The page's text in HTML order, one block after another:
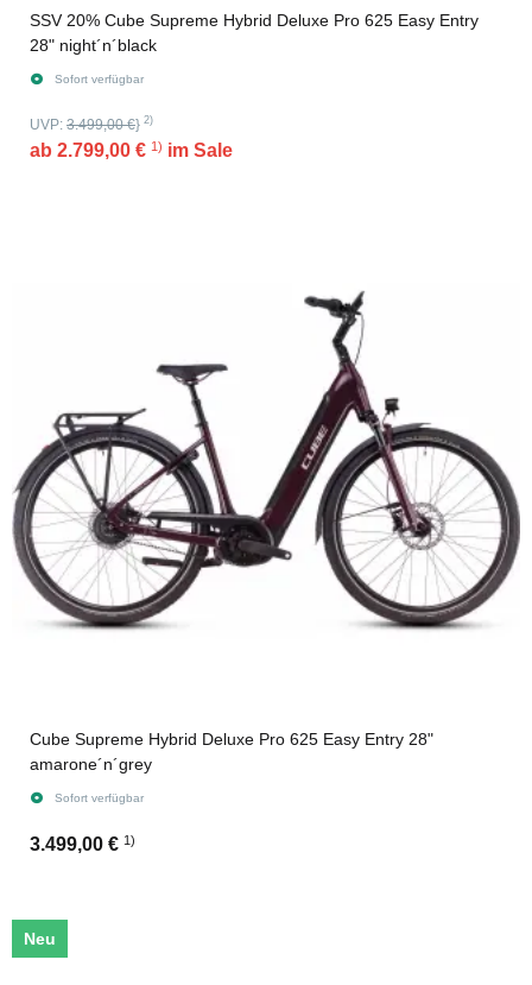
SSV 20% Cube Supreme Hybrid Deluxe Pro 625 Easy Entry
28" night´n´black
Sofort verfügbar
UVP: 3.499,00 €} 2)
ab 2.799,00 € 1) im Sale
Cube Supreme Hybrid Deluxe Pro 625 Easy Entry 28"
amarone´n´grey
Sofort verfügbar
3.499,00 € 1)
Neu